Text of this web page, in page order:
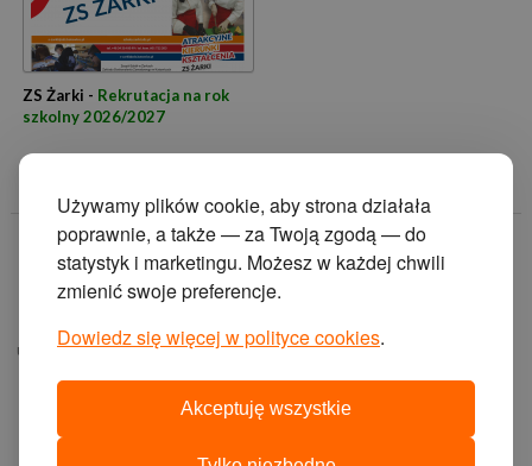
Używamy plików cookie, aby strona działała
poprawnie, a także — za Twoją zgodą — do
statystyk i marketingu. Możesz w każdej chwili
zmienić swoje preferencje.
Dowiedz się więcej w polityce cookies.
Akceptuję wszystkie
ZS Żarki - Rekrutacja na rok
szkolny 2026/2027
© 2014 Zakład
Doskonalenia
Zawodowego w
ul. Krasińskiego 2, 40-
projekt i wykonanie: